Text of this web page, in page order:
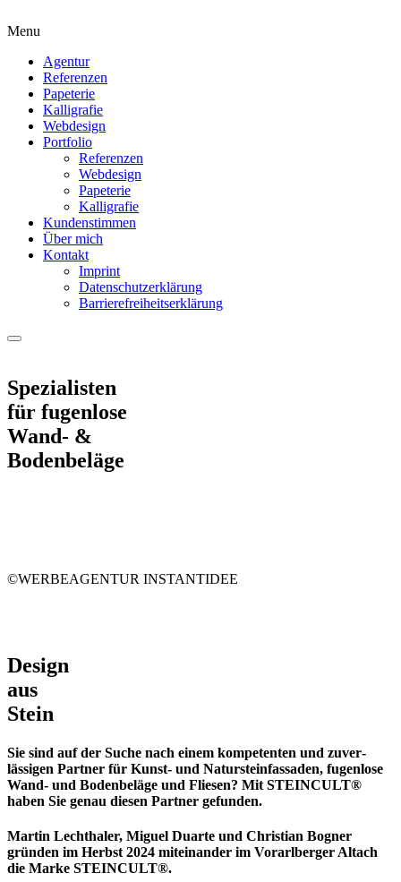
Menu
Agentur
Referenzen
Papeterie
Kalligrafie
Webdesign
Portfolio
Referenzen
Webdesign
Papeterie
Kalligrafie
Kundenstimmen
Über mich
Kontakt
Imprint
Datenschutzerklärung
Barrierefreiheitserklärung
Spezialisten
für fugenlose
Wand- &
Bodenbeläge
©WERBEAGENTUR INSTANTIDEE
Design
aus
Stein
Sie sind auf der Suche nach einem kompetenten und zuver­
lässigen Partner für Kunst- und Natur­stein­fassaden, fugen­lose
Wand- und Boden­beläge und Fliesen? Mit STEINCULT®
haben Sie genau diesen Partner gefunden.
Martin Lechthaler, Miguel Duarte und Christian Bogner
gründen im Herbst 2024 miteinander im Vorarlberger Altach
die Marke STEINCULT®.